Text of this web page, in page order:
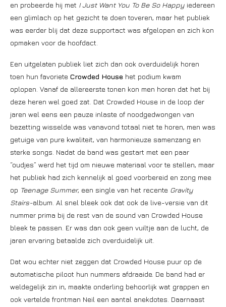
en probeerde hij met I Just Want You To Be So Happy iedereen
een glimlach op het gezicht te doen toveren, maar het publiek
was eerder blij dat deze supportact was afgelopen en zich kon
opmaken voor de hoofdact.
Een uitgelaten publiek liet zich dan ook overduidelijk horen
toen hun favoriete Crowded House het podium kwam
oplopen. Vanaf de allereerste tonen kon men horen dat het bij
deze heren wel goed zat. Dat Crowded House in de loop der
jaren wel eens een pauze inlaste of noodgedwongen van
bezetting wisselde was vanavond totaal niet te horen, men was
getuige van pure kwaliteit, van harmonieuze samenzang en
sterke songs. Nadat de band was gestart met een paar
“oudjes” werd het tijd om nieuwe materiaal voor te stellen, maar
het publiek had zich kennelijk al goed voorbereid en zong mee
op Teenage Summer, een single van het recente Gravity
Stairs-album. Al snel bleek ook dat ook de live-versie van dit
nummer prima bij de rest van de sound van Crowded House
bleek te passen. Er was dan ook geen vuiltje aan de lucht, de
jaren ervaring betaalde zich overduidelijk uit.
Dat wou echter niet zeggen dat Crowded House puur op de
automatische piloot hun nummers afdraaide. De band had er
weldegelijk zin in, maakte onderling behoorlijk wat grappen en
ook vertelde frontman Neil een aantal anekdotes. Daarnaast